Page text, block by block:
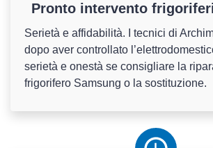
Pronto intervento
Serietà e affidabilità. I tecnici di
dopo aver controllato
serietà e onestà se consigliare la
frigorifero Samsung o la sostituzione.